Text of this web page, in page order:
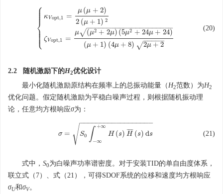
⎧
⎩
⎨
⎪
⎪
⎪⎪
⎪⎪⎪⎪
κVopt,1 =
μ (μ + 2)
2 (μ + 1) 2
ζVopt,1 =
μ (μ2 + 2μ) (5μ2 + 24μ + 24)
− −
−−−−−−−−−−−−−−−−−−−
√
(μ + 1) (4μ + 8) 2μ + 2
− −
−−−
√
{κ 2 )2(μ+1)2ζVopt,1=μ(μ2+2μ)(5μ2 )(μ+
(20)
2.2 随机激励下的H2优化设计
最小化随机激励原结构在频率上的总振动能量（H2范数）为H2
优化问题。假定随机激励为平稳白噪声过程，则根据随机振动理
论，任意均方根响应σ为：
σ = S0 ∫ +∞
−∞
H (s) H
¯ ¯
¯¯¯ (s) ds
− −
−−−−−−−−−−−−−−−−
√
σ= S0∫ −∞ H(s )H¯(s) ds (21)
式中， S0为白噪声功率谱密度。对于安装TID的单自由度体系，
联立式（7）、式（21），可得SDOF系统的位移和速度均方根响应
σU和σV。